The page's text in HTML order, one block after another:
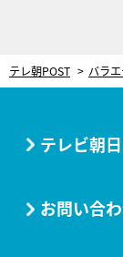
テレ朝POST バラエ
テレビ朝日
お問い合